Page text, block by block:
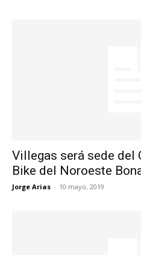
Villegas será sede del
Bike del Noroeste
Jorge Arias - 10 mayo, 2019